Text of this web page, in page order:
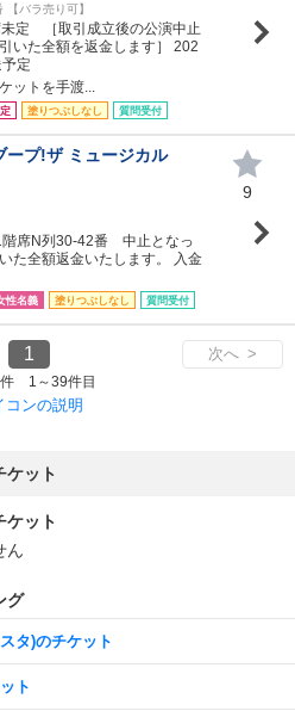
【バラ売り可】
未定 ［取引成立後の公演中止
いた全額を返金します］ 202
定
ットを手渡...
塗りつぶしなし 質問受付
プ!ザ ミュージカル
席N列30-42番 中止となっ
た全額返金いたします。 入金
性名義 塗りつぶしなし 質問受付
9
1 次へ >
1～39件目
コンの説明
ケット
ケット
ん
グ
タ)のチケット
ト